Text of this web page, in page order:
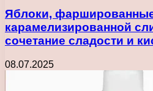
Яблоки,
карамелизированной
сочетание сладости и
08.07.2025